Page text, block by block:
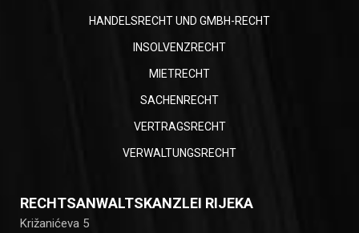
HANDELSRECHT UND GMBH-RECHT
INSOLVENZRECHT
MIETRECHT
SACHENRECHT
VERTRAGSRECHT
VERWALTUNGSRECHT
RECHTSANWALTSKANZLEI RIJEKA
Križanićeva 5